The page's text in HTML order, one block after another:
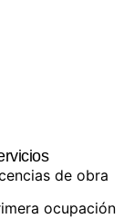
de obra
ocupación